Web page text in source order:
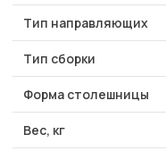
Тип направляющих
Тип сборки
Форма столешницы
Вес, кг